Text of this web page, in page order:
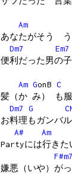
Am
あなたがそう
Dm7
Em7
便利だった男の
Am GonB C
髪（か み）
Dm7
G
お料理もガンバ
A#
Am
Partyには行きた
嫌悪（いや）が